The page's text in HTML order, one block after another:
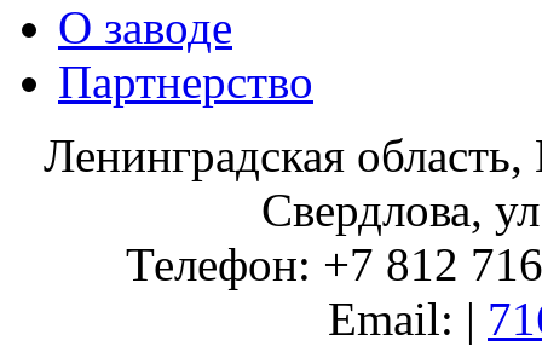
О заводе
Партнерство
Ленинградская
Свердлова,
Телефон: +7 812
Email: |